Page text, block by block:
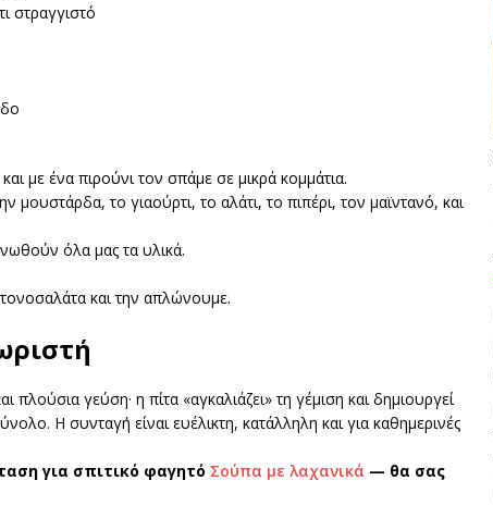
στραγγιστό
με ένα πιρούνι τον σπάμε σε μικρά κομμάτια.
μουστάρδα, το γιαούρτι, το αλάτι, το πιπέρι, τον μαϊντανό, και
όλα μας τα υλικά.
και την απλώνουμε.
γεύση· η πίτα «αγκαλιάζει» τη γέμιση και δημιουργεί
Η συνταγή είναι ευέλικτη, κατάλληλη και για καθημερινές
για σπιτικό φαγητό Σούπα με λαχανικά — θα σας